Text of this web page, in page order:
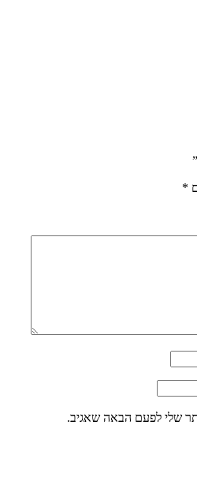
*
שלי לפעם הבאה שאגיב.